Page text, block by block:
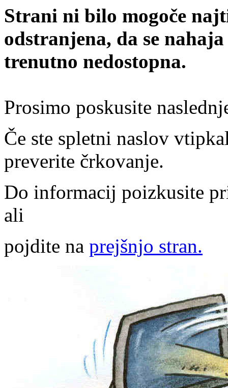
Strani ni bilo mogoče
odstranjena, da se
trenutno nedostopna.
Prosimo poskusite
Če ste spletni naslov
preverite črkovanje.
Do informacij poizkusite
ali
pojdite na prejšnjo stran.